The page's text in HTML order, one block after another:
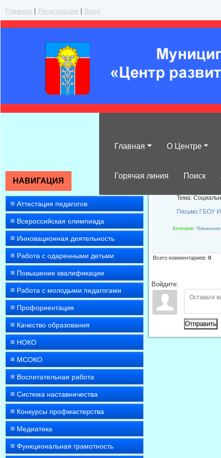
Главная | Регистрация | Вход
Главная О Центре
Горячая линия Поиск
НАВИГАЦИЯ
Аттестация педагогов
Всероссийская олимпиада
Инновационная деятельность
Работа с одаренными детьми
Повышение квалификации
Работа с молодыми педагогами
Профориентация
Качество образования
НОКО
МСОКО
Воспитательная работа
Система наставничества
Конкурсы профмастерства
Медиатека
Функциональная грамотность
Тема:
Письмо ГБОУ
Категория: Повышение
Всего комментариев: 0
Войдите:
Отправить